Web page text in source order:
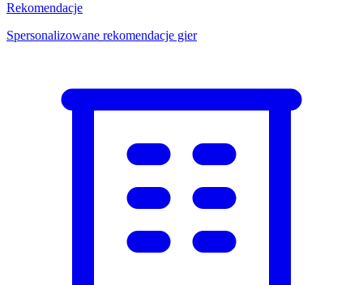
Rekomendacje
Spersonalizowane rekomendacje gier